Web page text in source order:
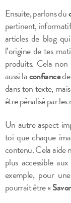
Ensuite, parlons du
pertinent,
articles de blog
l’origine de tes
produits. Cela
aussi laconfiancede
dans ton texte,
être pénalisé par
Un autre aspect
toi que chaque
contenu. Cela aide
plus accessible
exemple, pour
pourrait être «